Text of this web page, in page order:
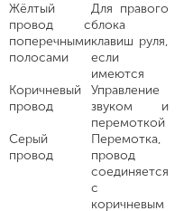
Жёлтый
провод с
поперечными
полосами
Для правого
блока
клавиш руля,
если
имеются
Коричневый
провод
Управление
звуком и
перемоткой
Серый
провод
Перемотка,
провод
соединяется
с
коричневым